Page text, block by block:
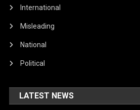
International
Misleading
National
Political
LATEST NEWS